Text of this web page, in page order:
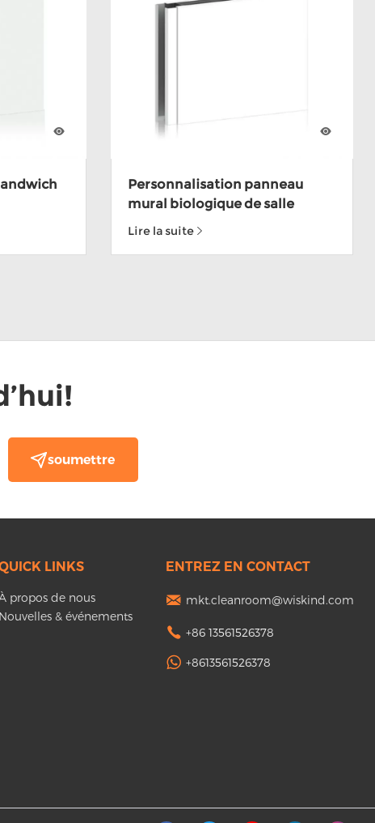
CE
Personnalisation panneau
mural biologique de salle
blanche modulaire de haute
Lire la suite
LINKS
propos de nous
Nouvelles & événements
ENTREZ EN CONTACT
mkt.cleanroom@wiskind.com
+86 13561526378
+8613561526378